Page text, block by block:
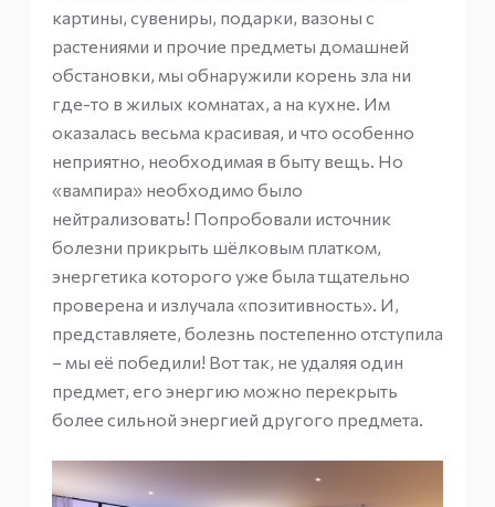
картины, сувениры, подарки, вазоны с
растениями и прочие предметы домашней
обстановки, мы обнаружили корень зла ни
где-то в жилых комнатах, а на кухне. Им
оказалась весьма красивая, и что особенно
неприятно, необходимая в быту вещь. Но
«вампира» необходимо было
нейтрализовать! Попробовали источник
болезни прикрыть шёлковым платком,
энергетика которого уже была тщательно
проверена и излучала «позитивность». И,
представляете, болезнь постепенно отступила
– мы её победили! Вот так, не удаляя один
предмет, его энергию можно перекрыть
более сильной энергией другого предмета.